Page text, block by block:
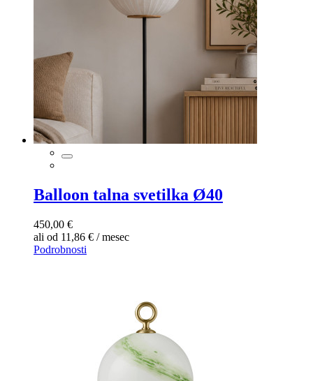
Balloon talna svetilka Ø40
450,00 €
ali od 11,86 € / mesec
Podrobnosti